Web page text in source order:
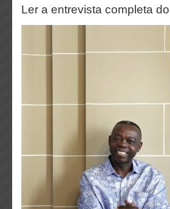
Ler a entrevista completa